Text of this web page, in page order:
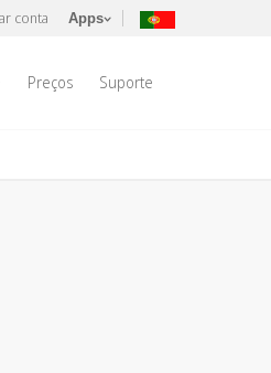
conta Apps
Preços Suporte